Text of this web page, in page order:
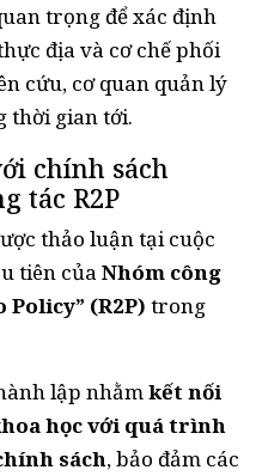
trọng để xác định
địa và cơ chế phối
cứu, cơ quan quản lý
thời gian tới.
chính sách
tác R2P
thảo luận tại cuộc
tiên củaNhóm công
(R2P) trong
lập nhằmkết nối
học với quá trình
sách, bảo đảm các